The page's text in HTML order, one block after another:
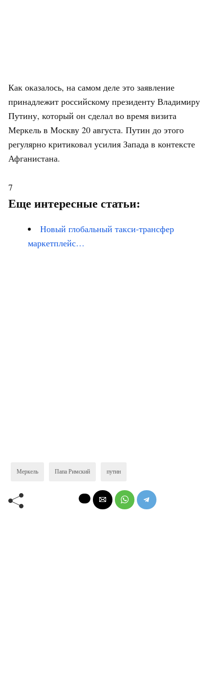
Как оказалось, на самом деле это заявление
принадлежит российскому президенту Владимиру
Путину, который он сделал во время визита
Меркель в Москву 20 августа. Путин до этого
регулярно критиковал усилия Запада в контексте
Афганистана.
7
Еще интересные статьи:
Новый глобальный такси-трансфер
маркетплейс…
Меркель Папа Римский путин